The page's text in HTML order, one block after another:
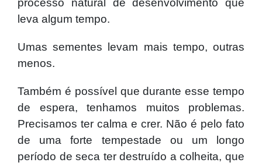
processo natural de desenvolvimento que
leva algum tempo.
Umas sementes levam mais tempo, outras
menos.
Também é possível que durante esse tempo
de espera, tenhamos muitos problemas.
Precisamos ter calma e crer. Não é pelo fato
de uma forte tempestade ou um longo
período de seca ter destruído a colheita, que